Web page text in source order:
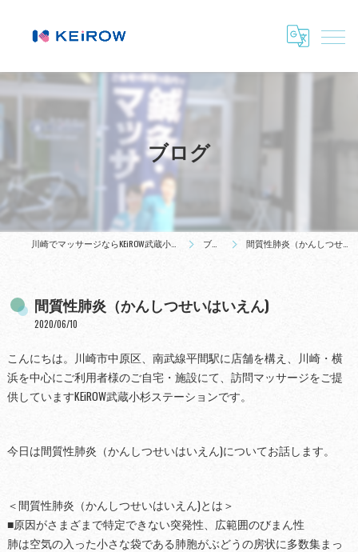
ブログ
川崎でマッサージならKEiROW武蔵小杉ステーション ブログ 間質性肺炎（かんしつせいはいえん)
間質性肺炎（かんしつせいはいえん)
2020/06/10
こんにちは。川崎市中原区、南武線平間駅に店舗を構え、川崎・横
浜を中心にご利用者様のご自宅・施設にて、訪問マッサージをご提
供していますKEiROW武蔵小杉ステーションです。
今日は間質性肺炎（かんしつせいはいえん)についてお話します。
＜間質性肺炎（かんしつせいはいえん)とは＞
■原因がさまざまで特定できない突発性、広範囲のびまん性
肺は空気の入った小さな袋である肺胞がぶどうの房状に多数集まっ